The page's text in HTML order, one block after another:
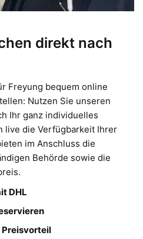
direkt nach
Freyung bequem online
Nutzen Sie unseren
Ihr ganz individuelles
live die Verfügbarkeit Ihrer
im Anschluss die
Behörde sowie die
DHL
Preisvorteil